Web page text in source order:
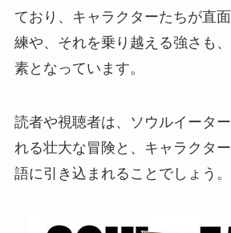
ており、キャラクターたちが直
練や、それを乗り越える強さも
素となっています。
読者や視聴者は、ソウルイータ
れる壮大な冒険と、キャラクタ
語に引き込まれることでしょう。